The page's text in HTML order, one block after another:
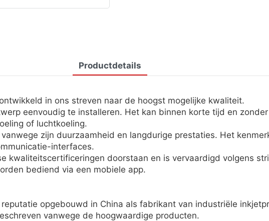
Productdetails
in ons streven naar de hoogst mogelijke kwaliteit.
eenvoudig te installeren. Het kan binnen korte tijd en
of luchtkoeling.
zijn duurzaamheid en langdurige prestaties. Het
interfaces.
kwaliteitscertificeringen doorstaan ​​en is vervaardigd volgens
bediend via een mobiele app.
opgebouwd in China als fabrikant van industriële
vanwege de hoogwaardige producten.